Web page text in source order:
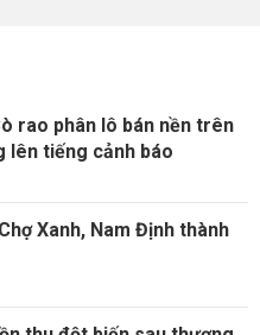
rao phân lô bán nền trên
lên tiếng cảnh báo
Xanh, Nam Định thành